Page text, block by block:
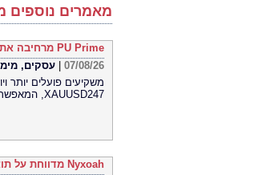
מאמרים נוספים
PU Prime מרחיבה את המסחר בזהב עם השקת XAUUSD247
07/08/26
עסקים,
XAUUSD247, המאפשר ללקוחות לסחור בזהב 24 שעות ביממה, שבעה ימים בשבוע, בפלטפורמת MT5
Nyxoah מדווחת על תוצאות פיננסיות ותפעוליות ברבעון השני ובמחצית הראשונה של 2026